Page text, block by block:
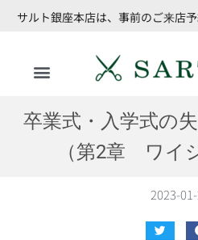
サルト銀座本店は、事前のご来店
卒業式・入学式の
（第2章 ワイ
2023-